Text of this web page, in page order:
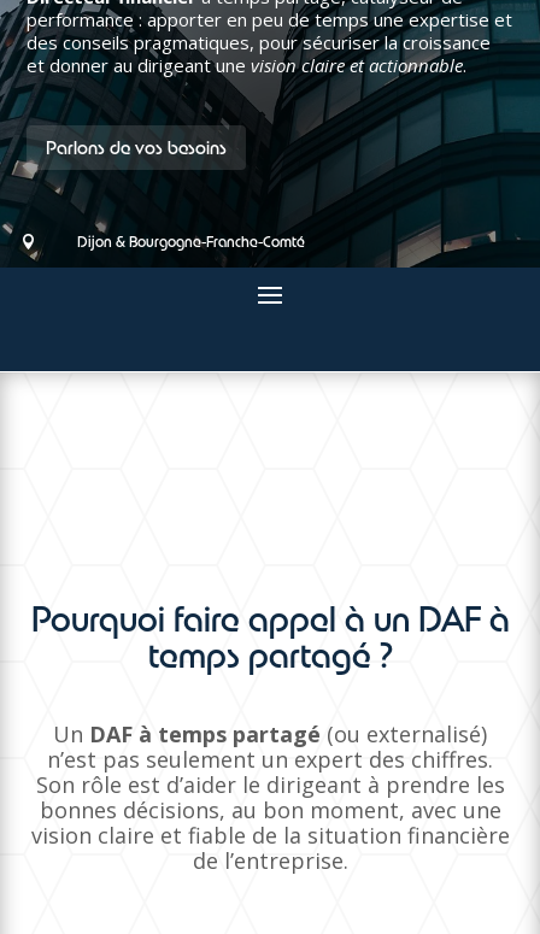
performance : apporter en peu de temps une expertise et
des conseils pragmatiques, pour sécuriser la croissance
et donner au dirigeant unevision claire et actionnable.
Parlons de vos besoins
 Dijon & Bourgogne-Franche-Comté
Pourquoi faire appel à un DAF à
temps partagé ?
Un DAF à temps partagé (ou externalisé)
n’est pas seulement un expert des chiffres.
Son rôle est d’aider le dirigeant à prendre les
bonnes décisions, au bon moment, avec une
vision claire et fiable de la situation financière
de l’entreprise.